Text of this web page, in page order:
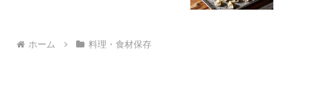
ホーム 料理・食材保存